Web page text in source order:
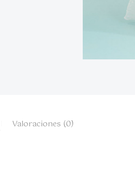
Valoraciones (0)